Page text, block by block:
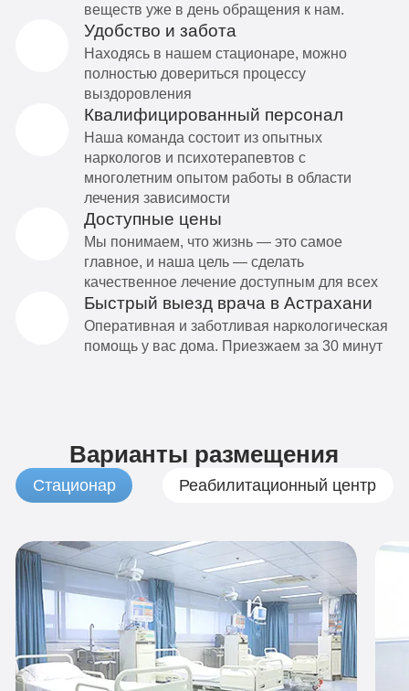
веществ уже в день обращения к нам.
Удобство и забота
Находясь в нашем стационаре, можно
полностью довериться процессу
выздоровления
Квалифицированный персонал
Наша команда состоит из опытных
наркологов и психотерапевтов с
многолетним опытом работы в области
лечения зависимости
Доступные цены
Мы понимаем, что жизнь — это самое
главное, и наша цель — сделать
качественное лечение доступным для всех
Быстрый выезд врача в Астрахани
Оперативная и заботливая наркологическая
помощь у вас дома. Приезжаем за 30 минут
Варианты размещения
Стационар Реабилитационный центр